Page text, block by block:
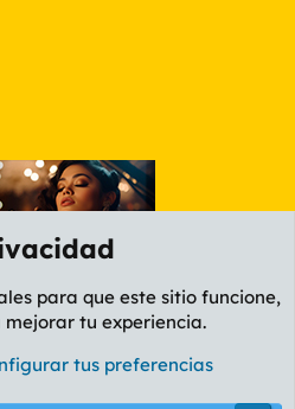
AMARILLO
para que este sitio funcione,
tu experiencia.
tus preferencias